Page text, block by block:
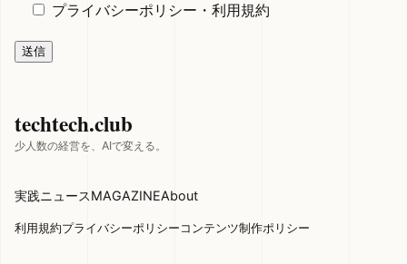
プライバシーポリシー ・ 利用規約
techtech.club
少人数の経営を、AIで変える。
実践ニュースMAGAZINEAbout
利用規約プライバシーポリシーコンテンツ制作ポリシー